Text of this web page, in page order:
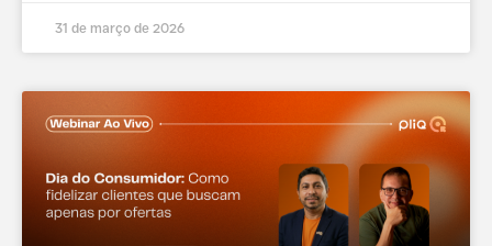
31 de março de 2026